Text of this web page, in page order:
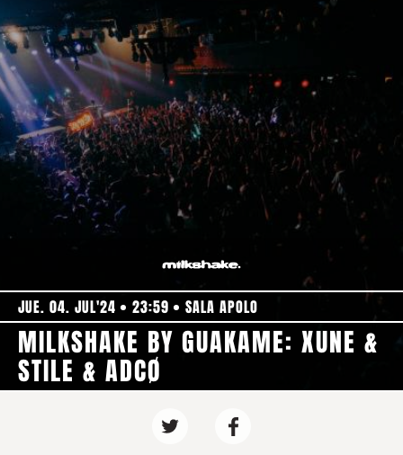
JUE. 04. JUL'24 23:59 SALA APOLO
MILKSHAKE BY GUAKAME: XUNE &
STILE & ADCØ